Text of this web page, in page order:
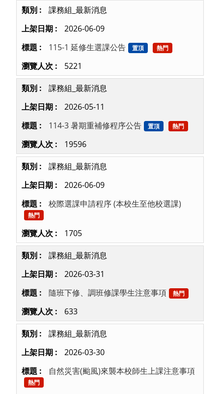
課務組_最新消息
2026-06-09
115-1 延修生選課公告
置頂 熱門
5221
課務組_最新消息
2026-05-11
114-3 暑期重補修程序公告
置頂 熱門
19596
課務組_最新消息
2026-06-09
校際選課申請程序 (本校生至他校選課)
熱門
1705
課務組_最新消息
2026-03-31
隨班下修、調班修課學生注意事項
熱門
633
課務組_最新消息
2026-03-30
自然災害(颱風)來襲本校師生上課注意事項
熱門